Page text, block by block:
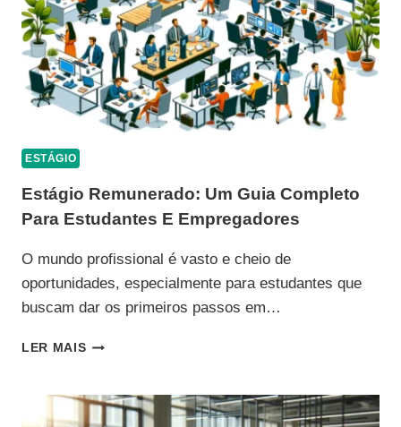
ESTÁGIO
Estágio Remunerado: Um Guia Completo
Para Estudantes E Empregadores
O mundo profissional é vasto e cheio de
oportunidades, especialmente para estudantes que
buscam dar os primeiros passos em…
LER MAISESTÁGIO
GUIA
COMPLETO